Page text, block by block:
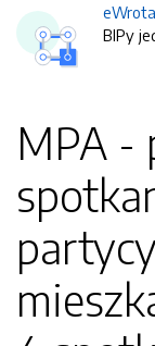
eWrota
BIPy
MPA -